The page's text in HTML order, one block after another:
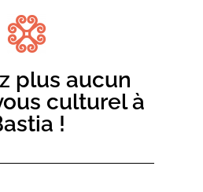
a creazione. »
plus aucun
culturel à
!